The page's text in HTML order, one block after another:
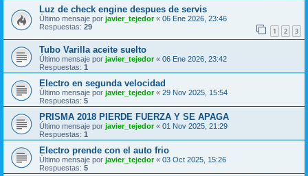
Luz de check engine despues de servis
Último mensaje por javier_tejedor« 06 Ene 2026, 23:46
Respuestas: 29 1 2 3
Tubo Varilla aceite suelto
Último mensaje por javier_tejedor« 06 Ene 2026, 23:42
Respuestas: 1
Electro en segunda velocidad
Último mensaje por javier_tejedor« 29 Nov 2025, 15:54
Respuestas: 5
PRISMA 2018 PIERDE FUERZA Y SE APAGA
Último mensaje por javier_tejedor« 01 Nov 2025, 21:29
Respuestas: 1
Electro prende con el auto frio
Último mensaje por javier_tejedor« 03 Oct 2025, 15:26
Respuestas: 5